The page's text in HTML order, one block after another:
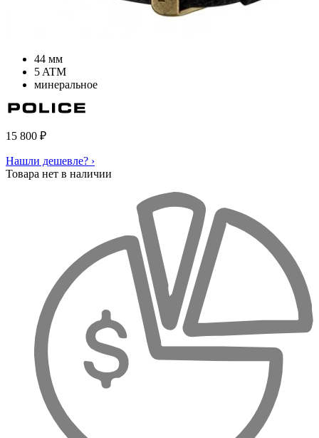
44 мм
5 ATM
минеральное
15 800 ₽
Нашли дешевле? ›
Товара нет в наличии